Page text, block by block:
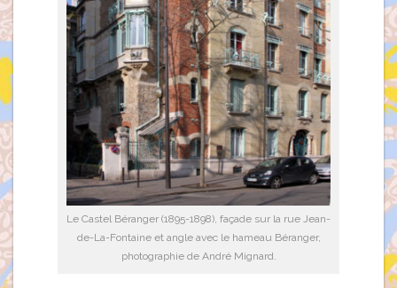
Le Castel Béranger (1895-1898), façade sur la rue Jean-
de-La-Fontaine et angle avec le hameau Béranger,
photographie de André Mignard.